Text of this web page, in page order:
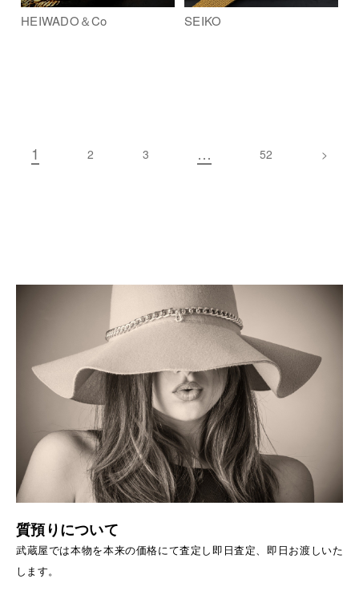
HEIWADO＆Co SEIKO
1 2 3 … 52 >
質預りについて
武蔵屋では本物を本来の価格にて査定し即日査定、即日お渡しいた
します。